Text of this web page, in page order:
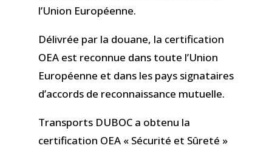
l’Union Européenne.
Délivrée par la douane, la certification
OEA est reconnue dans toute l’Union
Européenne et dans les pays signataires
d’accords de reconnaissance mutuelle.
Transports DUBOC a obtenu la
certification OEA « Sécurité et Sûreté »